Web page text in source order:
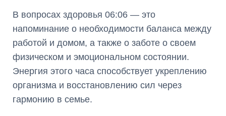
В вопросах здоровья 06:06 — это
напоминание о необходимости баланса между
работой и домом, а также о заботе о своем
физическом и эмоциональном состоянии.
Энергия этого часа способствует укреплению
организма и восстановлению сил через
гармонию в семье.